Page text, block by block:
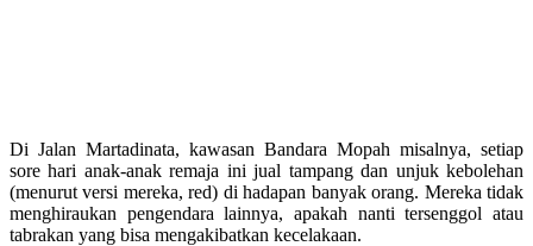
Di Jalan Martadinata, kawasan Bandara Mopah misalnya, setiap
sore hari anak-anak remaja ini jual tampang dan unjuk kebolehan
(menurut versi mereka, red) di hadapan banyak orang. Mereka tidak
menghiraukan pengendara lainnya, apakah nanti tersenggol atau
tabrakan yang bisa mengakibatkan kecelakaan.